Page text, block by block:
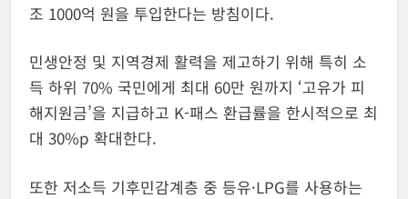
조 1000억 원을 투입한다는 방침이다.
민생안정 및 지역경제 활력을 제고하기 위해 특히 소
득 하위 70% 국민에게 최대 60만 원까지 ‘고유가 피
해지원금’을 지급하고 K-패스 환급률을 한시적으로 최
대 30%p 확대한다.
또한 저소득 기후민감계층 중 등유·LPG를 사용하는